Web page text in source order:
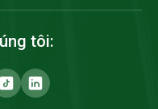
tôi: